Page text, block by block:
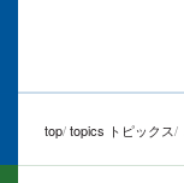
top topics トピックス